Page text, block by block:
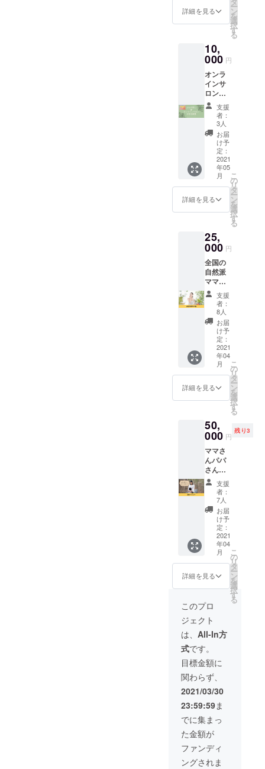
ミュニ
容。 通
常880円
＝
10,560
円より
も約２
か月分
（1,760
円）お
得で
す。 ※
参加方
法は
メール
案内さ
せてい
※有効期
限：
サービ
ス開始
日から1
年間
品) ・
お米パ
スタ 2
人前 ※
お野菜
の内容
は季節
によっ
て変わ
りま
す。(人
参、か
ちゃ、
玉ね
ぎ、わ
さび
菜、ほ
みのお
値段で
り、メ
ンタル
心理カ
ラーで
もある
代表大
原によ
るオン
ライン
個別相
談（全
２回）
を受け
られる
権利で
す。 ※
日程は
後日
メール
でご相
す。
詳細を見る ー
ン
を
選
択
す
る
10,
000 円
オンラ
インサ
ロンの
講師を
お勤め
いただ
く、内
田先生
とコラ
ボレー
ション
リター
ン！ 広
尾&新宿
の人気
リラク
ション
サロン
RIRAC
Oのよも
ぎ蒸し
& オン
ライン
サロン
会員半
年権を
合わせ
12000
→1000
0円でご
利用い
可能日
は5月以
降にな
ります
※リター
ン購入
者の方
に直接
ご連絡
させて
いただ
き、広
尾店or
新宿
店、ご
希望の
日時な
いただ
す。
支援
者：
3人
お届
け予
定：
2021
年05
月
詳細を見る
こ
の
リ
タ
ー
ン
を
選
択
す
る
25,
000 円
全国の
自然派
ママた
ちに講
義が出
来る権
利で
す。 マ
マさん
パパさ
んの、
産前・
産後や
育児中
の孤独
をなく
のサイ
ト
『Your
Natural
way 』
内で月3
回まで
の講
義、動
画の配
信、ご
自身の
サービ
スの宣
伝も可
能で
す。 ※
載から
半年で
す。
支援
者：
8人
お届
け予
定：
2021
年04
月
詳細を見る
こ
の
リ
タ
ー
ン
を
選
択
す
る
50,
000 円
残り3
ママさ
んパパ
さん
の、産
前・産
後や育
児中の
孤独を
なくす
ための
サイト
『Your
Natural
way 』
スポン
サーに
なれる
権利で
す。
『Your
Natural
way 』
のHPに
スポン
サーと
して
ホー
ムージ
のリン
クとお
名前を
掲載さ
せてい
ただき
支援
者：
7人
お届
け予
定：
2021
年04
月
詳細を見る
こ
の
リ
タ
ー
ン
を
選
択
す
る
このプロ
ジェクト
は、 All-In方
式です。
目標金額に
関わらず、
2021/03/30
23:59:59ま
でに集まっ
た金額が
ファンディ
ングされま